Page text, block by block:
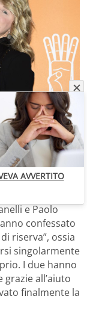
di
il loro
a case
e Paolo
confessato
riserva”, ossia
singolarmente
I due hanno
all’aiuto
finalmente la
AVVERTITO